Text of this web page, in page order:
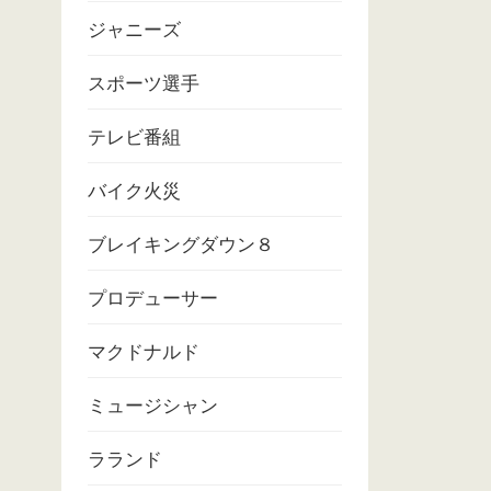
ジャニーズ
スポーツ選手
テレビ番組
バイク火災
ブレイキングダウン８
プロデューサー
マクドナルド
ミュージシャン
ラランド